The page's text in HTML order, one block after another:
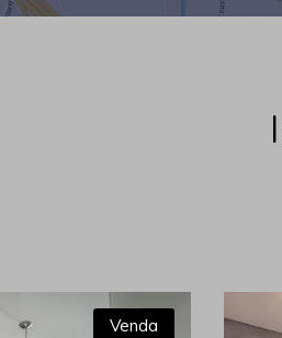
Venda